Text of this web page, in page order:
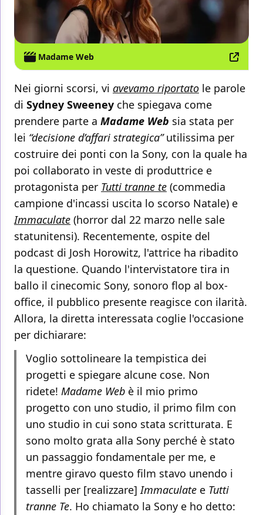
Madame Web
Nei giorni scorsi, vi avevamo riportato le parole
di Sydney Sweeney che spiegava come
prendere parte a Madame Web sia stata per
lei “decisione d’affari strategica”utilissima per
costruire dei ponti con la Sony, con la quale ha
poi collaborato in veste di produttrice e
protagonista per Tutti tranne te (commedia
campione d'incassi uscita lo scorso Natale) e
Immaculate (horror dal 22 marzo nelle sale
statunitensi). Recentemente, ospite del
podcast di Josh Horowitz, l'attrice ha ribadito
la questione. Quando l'intervistatore tira in
ballo il cinecomic Sony, sonoro flop al box-
office, il pubblico presente reagisce con ilarità.
Allora, la diretta interessata coglie l'occasione
per dichiarare:
Voglio sottolineare la tempistica dei
progetti e spiegare alcune cose. Non
ridete! Madame Web è il mio primo
progetto con uno studio, il primo film con
uno studio in cui sono stata scritturata. E
sono molto grata alla Sony perché è stato
un passaggio fondamentale per me, e
mentre giravo questo film stavo unendo i
tasselli per [realizzare] Immaculate e Tutti
tranne Te. Ho chiamato la Sony e ho detto: